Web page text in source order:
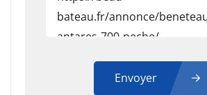
Envoyer